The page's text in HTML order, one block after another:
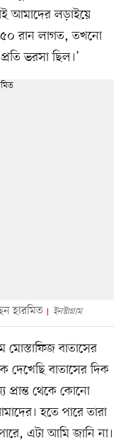
আমাদের লড়াইয়ে
৫০ রান লাগত, তখনো
ভরসা ছিল।’
হারমিত ইনস্টাগ্রাম
বাতাসের
দেখেছি বাতাসের দিক
থেকে কোনো
হতে পারে তারা
এটা আমি জানি না।